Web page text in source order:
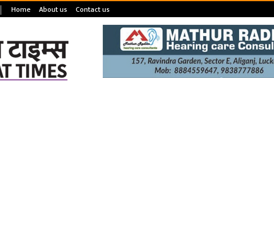
Home About us Contact us